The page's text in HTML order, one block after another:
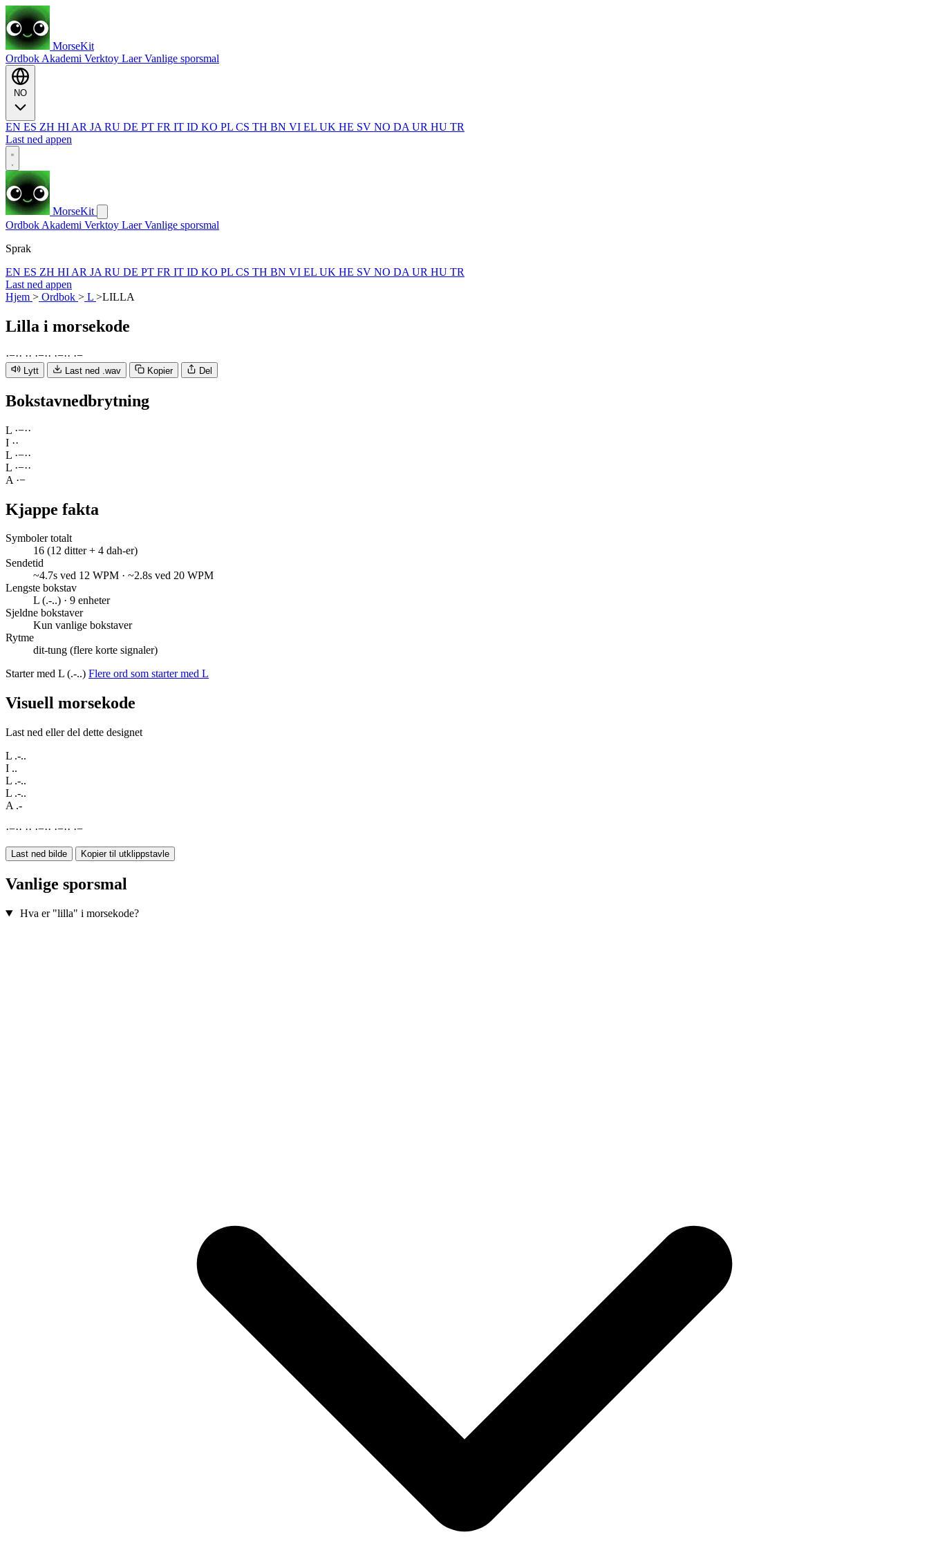
MorseKit
Ordbok Akademi Verktoy LaerVanlige sporsmal
EN ES ZH HI AR JA RU DE PT FR IT ID KO PL CS TH BN VI EL UK HE SV NO DA UR HU TR
Last ned appen
MorseKit
Ordbok Akademi Verktoy LaerVanlige sporsmal
Sprak
EN ES ZH HI AR JA RU DE PT FR IT ID KO PL CS TH BN VI EL UK HE SV NO DA UR HU TR
Last ned appen
Hjem > Ordbok > L >LILLA
Lilla i morsekode
·−·· ·· ·−·· ·−·· ·−
Lytt Last ned .wav Kopier Del
Bokstavnedbrytning
L ·−··
I ··
L ·−··
L ·−··
A ·−
Kjappe fakta
Symboler totalt
16 (12 ditter + 4 dah-er)
Sendetid
~4.7s ved 12 WPM · ~2.8s ved 20 WPM
Lengste bokstav
L (.-..) · 9 enheter
Sjeldne bokstaver
Kun vanlige bokstaver
Rytme
dit-tung (flere korte signaler)
Starter med L (.-..) Flere ord som starter med L
Visuell morsekode
Last ned eller del dette designet
L .-..
I ..
L .-..
L .-..
A .-
·−·· ·· ·−·· ·−·· ·−
Last ned bilde Kopier til utklippstavle
Vanlige sporsmal
Hva er "lilla" i morsekode?